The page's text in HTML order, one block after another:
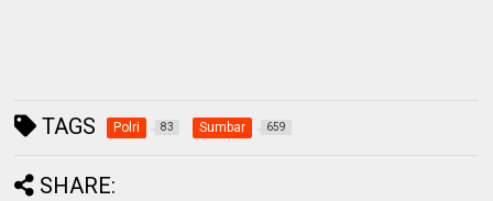
TAGS Polri 83 Sumbar 659
SHARE: